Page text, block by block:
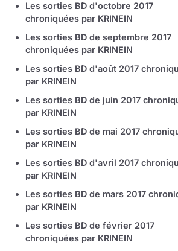
Les sorties BD d'octobre 2017
chroniquées par KRINEIN
Les sorties BD de septembre 2017
chroniquées par KRINEIN
Les sorties BD d'août 2017
par KRINEIN
Les sorties BD de juin 2017
par KRINEIN
Les sorties BD de mai 2017
par KRINEIN
Les sorties BD d'avril 2017
par KRINEIN
Les sorties BD de mars 2017
par KRINEIN
Les sorties BD de février 2017
chroniquées par KRINEIN